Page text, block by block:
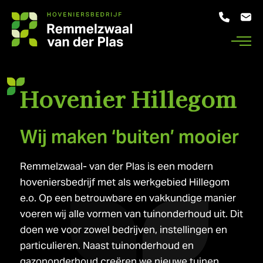
Hovenier Hillegom
Wij maken ‘buiten’ mooier
Remmelzwaal- van der Plas is een modern
hoveniersbedrijf met als werkgebied Hillegom
e.o. Op een betrouwbare en vakkundige manier
voeren wij alle vormen van tuinonderhoud uit. Dit
doen we voor zowel bedrijven, instellingen en
particulieren. Naast tuinonderhoud en